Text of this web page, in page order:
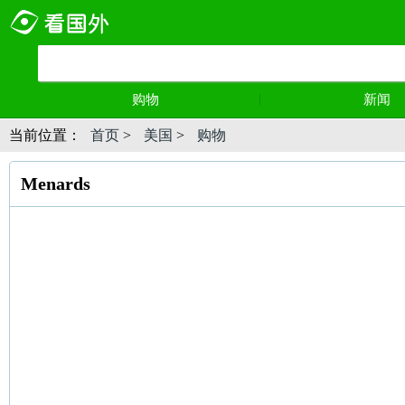
购物 新闻
当前位置： 首页 > 美国 > 购物
Menards